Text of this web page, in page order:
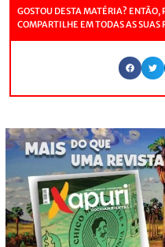
GOSTOU DESTA MATÉRIA? ENTÃO,
COMPARTILHE EM TODAS AS SUAS